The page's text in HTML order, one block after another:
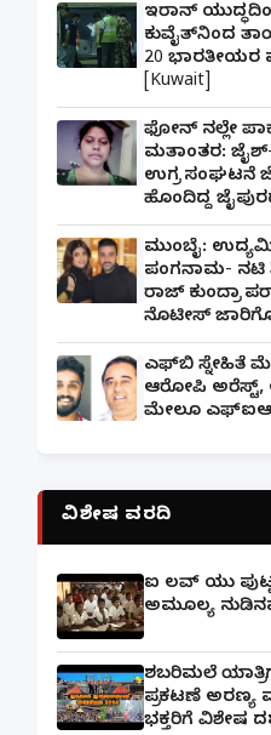
ಇರಾನ್
ಕುವೈತ್‌ನಿಂದ
20 ಭಾರತೀಯರ
[Kuwait]
ಫೋನ್ ನಲ್ಲೇ
ಮತಾಂತರ:
ಉಗ್ರ ಸಂಘಟನೆ
ಹೊಂದಿದ್ದ
ಮುಂಬೈ:
ಪಂಗನಾಮ- ನಟಿ
ರಾಜ್ ಕುಂದ್ರಾ
ನೊಟೀಸ್
ಎಫ್‌ಬಿ ಸ್ನೇಹಿತೆ
ಆರೋಪಿ
ಮೇಲೂ
ವಿಶೇಷ ವರದಿ
ಐ ಲವ್ ಯು
ಅಮೂಲ್ಯ
ಶಬರಿಮಲೆ
ಪ್ರಕಟಣೆ ಅರಣ್ಯ
ಭಕ್ತರಿಗೆ ವಿಶೇಷ